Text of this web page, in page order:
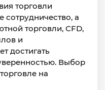
торговли
а
торговли, CFD,
и
достигать
Выбор
на